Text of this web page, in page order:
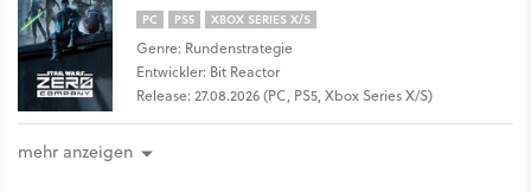
PC PS5 XBOX SERIES X/S
Genre: Rundenstrategie
Entwickler: Bit Reactor
Release: 27.08.2026 (PC, PS5, Xbox Series X/S)
mehr anzeigen